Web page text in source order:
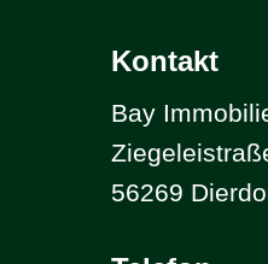
Kontakt
Bay
56269